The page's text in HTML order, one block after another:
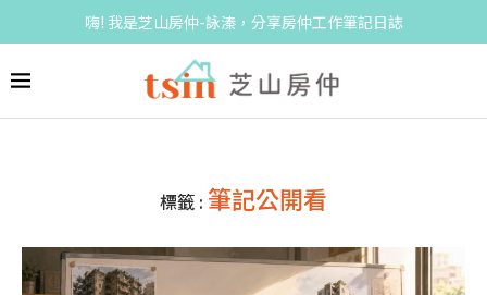
嗨! 我是芝山房仲-詠溱，分享房仲工作筆記日誌
標籤 : 筆記公開看